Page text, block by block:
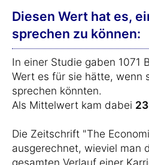
Diesen Wert hat es,
sprechen zu können:
In einer Studie gaben 1071
Wert es für sie hätte, wenn
sprechen könnten.
Als Mittelwert kam dabei
Die Zeitschrift "The
ausgerechnet, wieviel man
gesamten Verlauf einer